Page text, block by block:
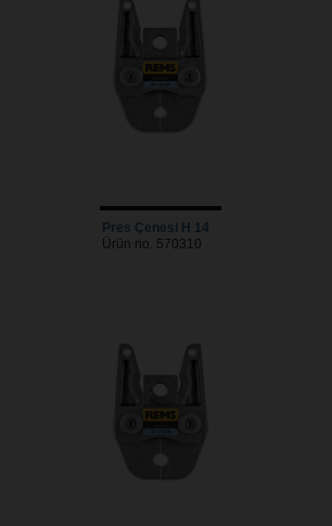
Pres Çenesi H 14
Ürün no. 570310